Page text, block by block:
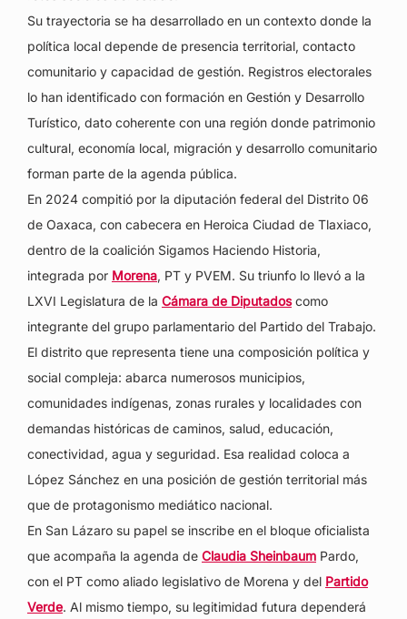
Su trayectoria se ha desarrollado en un contexto donde la
política local depende de presencia territorial, contacto
comunitario y capacidad de gestión. Registros electorales
lo han identificado con formación en Gestión y Desarrollo
Turístico, dato coherente con una región donde patrimonio
cultural, economía local, migración y desarrollo comunitario
forman parte de la agenda pública.
En 2024 compitió por la diputación federal del Distrito 06
de Oaxaca, con cabecera en Heroica Ciudad de Tlaxiaco,
dentro de la coalición Sigamos Haciendo Historia,
integrada por Morena, PT y PVEM. Su triunfo lo llevó a la
LXVI Legislatura de la Cámara de Diputadoscomo
integrante del grupo parlamentario del Partido del Trabajo.
El distrito que representa tiene una composición política y
social compleja: abarca numerosos municipios,
comunidades indígenas, zonas rurales y localidades con
demandas históricas de caminos, salud, educación,
conectividad, agua y seguridad. Esa realidad coloca a
López Sánchez en una posición de gestión territorial más
que de protagonismo mediático nacional.
En San Lázaro su papel se inscribe en el bloque oficialista
que acompaña la agenda de Claudia Sheinbaum Pardo,
con el PT como aliado legislativo de Morena y del Partido
Verde. Al mismo tiempo, su legitimidad futura dependerá